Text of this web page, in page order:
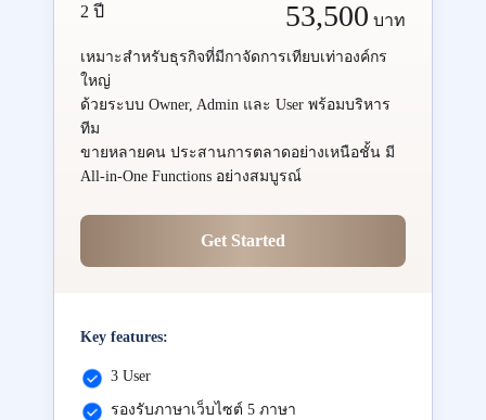
2 ปี 53,500 บาท
เหมาะสำหรับธุรกิจที่มีกาจัดการเทียบเท่าองค์กร
ใหญ่
ด้วยระบบ Owner, Admin และ User พร้อมบริหาร
ทีม
ขายหลายคน ประสานการตลาดอย่างเหนือชั้น มี
All-in-One Functions อย่างสมบูรณ์
Get Started
Key features:
3 User
รองรับภาษาเว็บไซต์ 5 ภาษา